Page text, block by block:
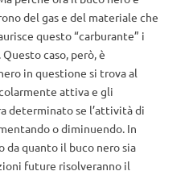
del gas e del materiale che
questo “carburante” i
caso, però, è
in questione si trova al
attiva e gli
determinato se l’attività di
o diminuendo. In
da quanto il buco nero sia
future risolveranno il